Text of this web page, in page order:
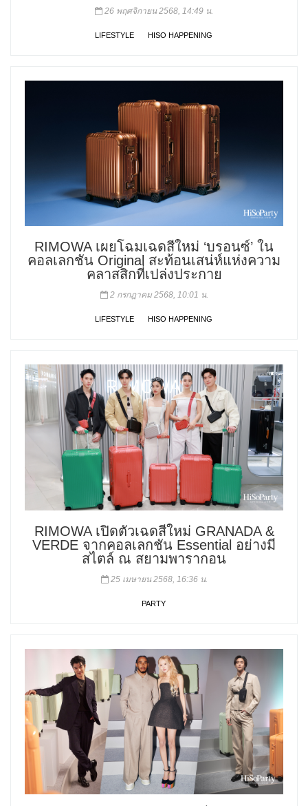
26 พฤศจิกายน 2568, 14:49 น.
LIFESTYLE HISO HAPPENING
RIMOWA เผยโฉมเฉดสีใหม่ ‘บรอนซ์’ ใน
คอลเลกชัน Original สะท้อนเสน่ห์แห่งความ
คลาสสิกที่เปล่งประกาย
2 กรกฎาคม 2568, 10:01 น.
LIFESTYLE HISO HAPPENING
RIMOWA เปิดตัวเฉดสีใหม่ GRANADA &
VERDE จากคอลเลกชัน Essential อย่างมี
สไตล์ ณ สยามพารากอน
25 เมษายน 2568, 16:36 น.
PARTY